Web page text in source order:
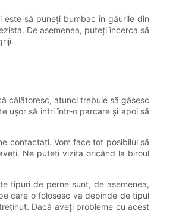
să puneți bumbac în găurile din
De asemenea, puteți încerca să
călătoresc, atunci trebuie să găsesc
ușor să intri într-o parcare și apoi să
contactați. Vom face tot posibilul să
Ne puteți vizita oricând la biroul
tipuri de perne sunt, de asemenea,
care o folosesc va depinde de tipul
Dacă aveți probleme cu acest